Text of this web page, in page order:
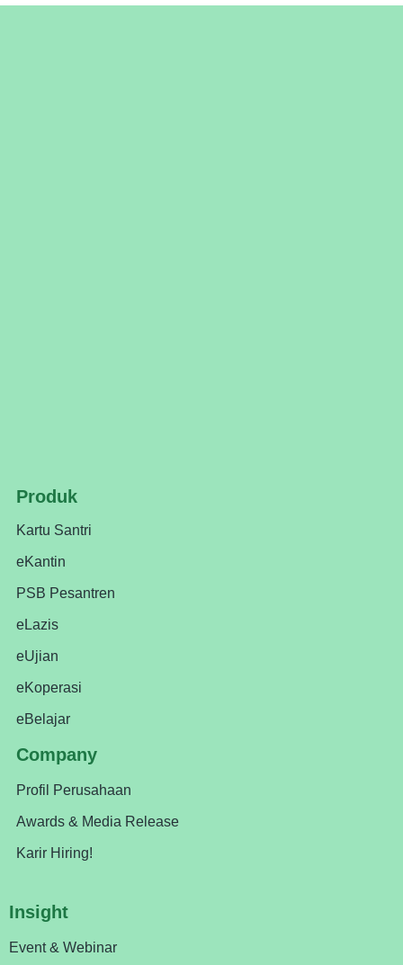
Produk
Kartu Santri
eKantin
PSB Pesantren
eLazis
eUjian
eKoperasi
eBelajar
Company
Profil Perusahaan
Awards & Media Release
Karir Hiring!
Insight
Event & Webinar